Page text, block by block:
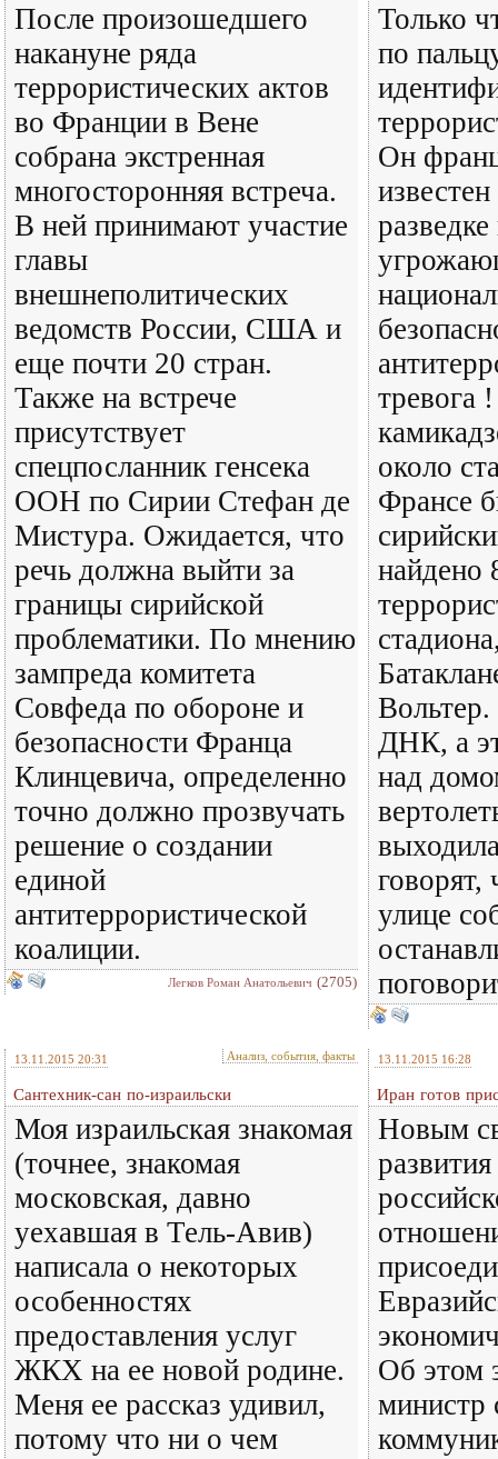
После произошедшего
накануне ряда
террористических актов
во Франции в Вене
собрана экстренная
многосторонняя встреча.
В ней принимают участие
главы
внешнеполитических
ведомств России, США и
еще почти 20 стран.
Также на встрече
присутствует
спецпосланник генсека
ООН по Сирии Стефан де
Мистура. Ожидается, что
речь должна выйти за
границы сирийской
проблематики. По мнению
зампреда комитета
Совфеда по обороне и
безопасности Франца
Клинцевича, определенно
точно должно прозвучать
решение о создании
единой
антитеррористической
коалиции.
Легков Роман Анатольевич (2705)
Только
по
Он
тревога
около
Франсе
найдено
Вольтер.
ДНК, а
над
говорят,
улице
13.11.2015 20:31 Анализ, события, факты
Сантехник-сан по-израильски
Моя израильская знакомая
(точнее, знакомая
московская, давно
уехавшая в Тель-Авив)
написала о некоторых
особенностях
предоставления услуг
ЖКХ на ее новой родине.
Меня ее рассказ удивил,
потому что ни о чем
13.11.2015 16:28
Иран готов
Новым
Об этом
министр